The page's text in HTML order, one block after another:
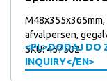
afvalpersen,
<PL>DODAJ DO
INQUIRY</EN>
SKU: 457502